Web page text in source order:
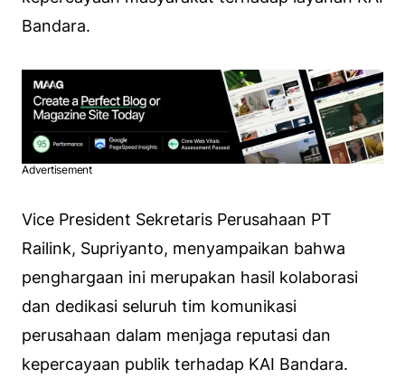
Bandara.
Advertisement
Vice President Sekretaris Perusahaan PT
Railink, Supriyanto, menyampaikan bahwa
penghargaan ini merupakan hasil kolaborasi
dan dedikasi seluruh tim komunikasi
perusahaan dalam menjaga reputasi dan
kepercayaan publik terhadap KAI Bandara.